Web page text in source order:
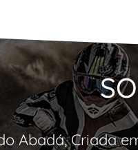
Abadá, Criada